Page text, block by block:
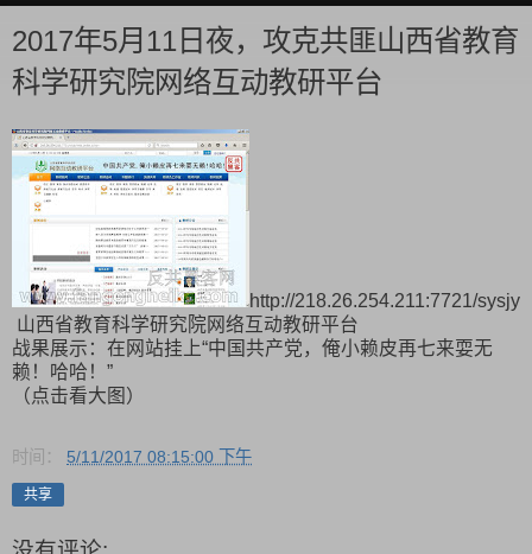
2017年5月11日夜，攻克共匪山西省教育
科学研究院网络互动教研平台
http://218.26.254.211:7721/sysjy
山西省教育科学研究院网络互动教研平台
战果展示：在网站挂上“中国共产党，俺小赖皮再七来耍无
赖！哈哈！”
（点击看大图）
时间： 5/11/2017 08:15:00 下午
共享